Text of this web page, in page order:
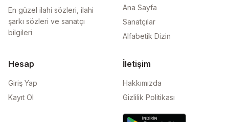
En güzel ilahi sözleri, ilahi
şarkı sözleri ve sanatçı
bilgileri
Ana Sayfa
Sanatçılar
Alfabetik Dizin
Hesap
Giriş Yap
Kayıt Ol
İletişim
Hakkımızda
Gizlilik Politikası